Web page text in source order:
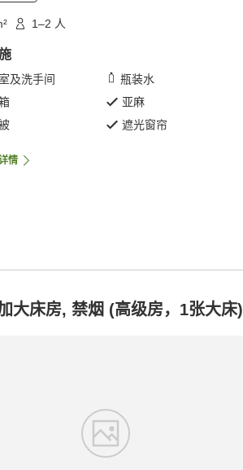
1–2 人
及洗手间
瓶装水
亚麻
遮光窗帘
情
大床房, 禁烟 (高级房，1张大床)